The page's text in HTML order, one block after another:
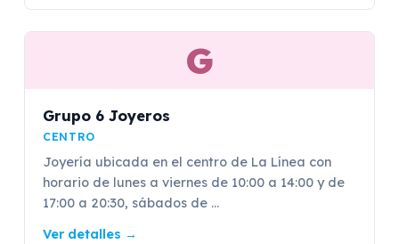
G
Grupo 6 Joyeros
CENTRO
Joyería ubicada en el centro de La Línea con
horario de lunes a viernes de 10:00 a 14:00 y de
17:00 a 20:30, sábados de ...
Ver detalles →